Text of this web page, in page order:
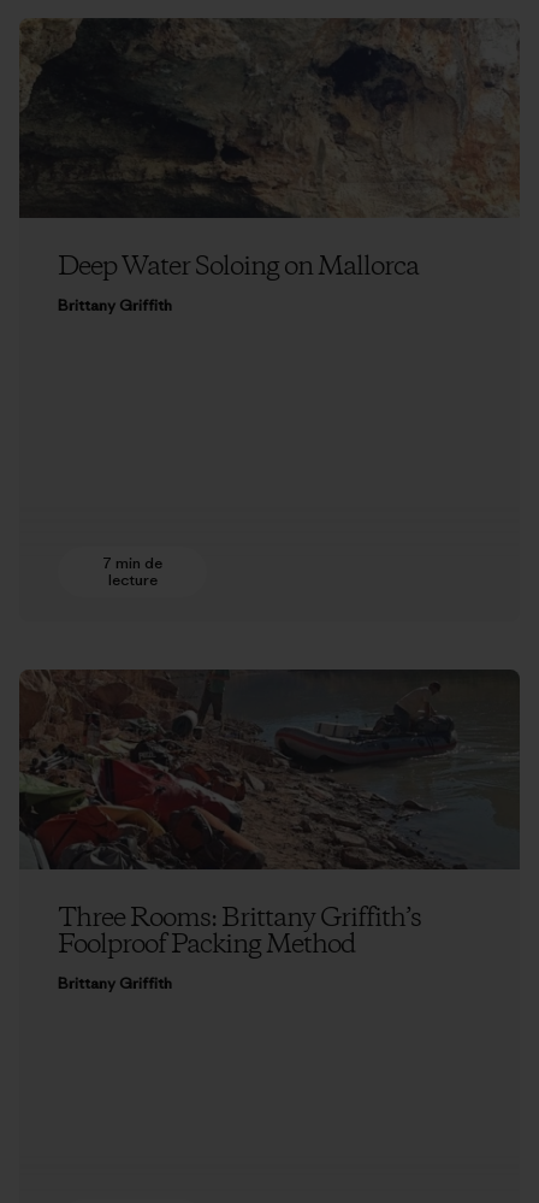
Deep Water Soloing on Mallorca
Brittany Griffith
7 min de
lecture
Three Rooms: Brittany Griffith’s
Foolproof Packing Method
Brittany Griffith